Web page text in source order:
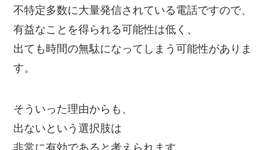
不特定多数に大量発信されている電話ですので、
有益なことを得られる可能性は低く、
出ても時間の無駄になってしまう可能性がありま
す。
そういった理由からも、
出ないという選択肢は